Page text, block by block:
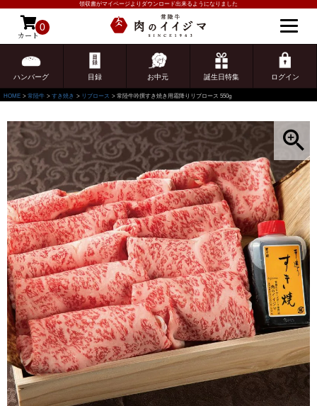
領収書がマイページよりダウンロード出来るようになりました
カート
0
ハンバーグ 目録 お中元 誕生日特集 ログイン
ゲスト 様こんにちは
ログイン
HOME 常陸牛 すき焼き リブロース 常陸牛吟撰すき焼き用霜降りリブロース 550g